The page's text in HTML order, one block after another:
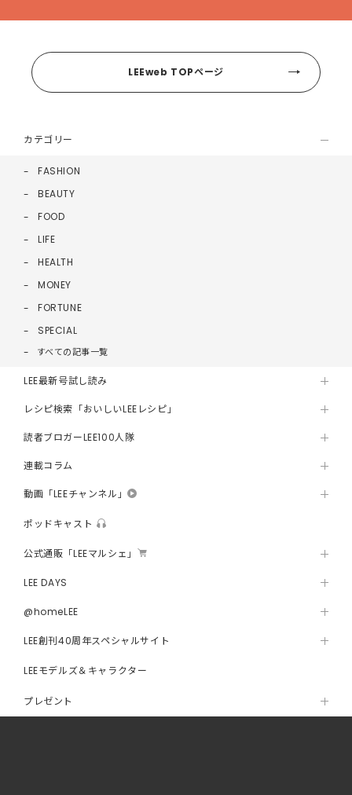
LEEweb TOPページ
カテゴリー
FASHION
BEAUTY
FOOD
LIFE
HEALTH
MONEY
FORTUNE
SPECIAL
すべての記事一覧
LEE最新号試し読み
レシピ検索「おいしいLEEレシピ」
読者ブロガーLEE100人隊
連載コラム
動画「LEEチャンネル」
ポッドキャスト
公式通販「LEEマルシェ」
LEE DAYS
@homeLEE
LEE創刊40周年スペシャルサイト
LEEモデルズ＆キャラクター
プレゼント